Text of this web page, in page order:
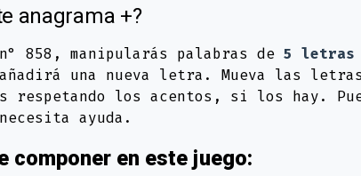
anagrama +?
858, manipularás palabras de 5 letras
una nueva letra. Mueva las
respetando los acentos, si los hay.
ayuda.
componer en este juego: